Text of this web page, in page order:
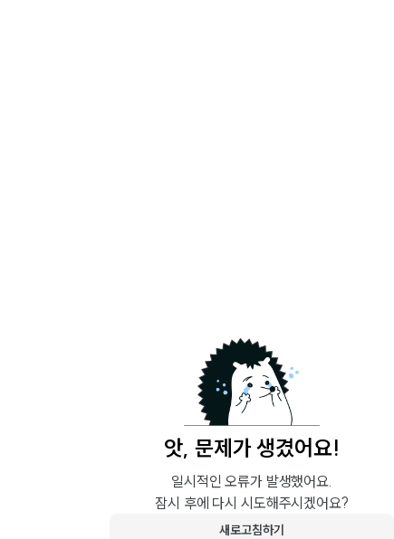
앗, 문제가 생겼어요!
일시적인 오류가 발생했어요.
잠시 후에 다시 시도해주시겠어요?
새로고침하기